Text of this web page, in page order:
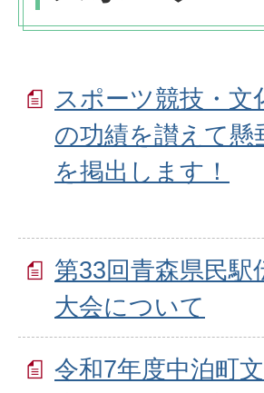
スポーツ競技・文
の功績を讃えて懸
を掲出します！
第33回青森県民駅
大会について
令和7年度中泊町